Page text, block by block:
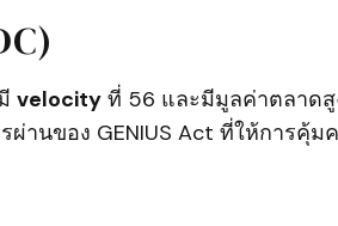
velocityที่ 56 และมีมูลค่าตลาดสู
ผ่านของ GENIUS Act ที่ให้การคุ้